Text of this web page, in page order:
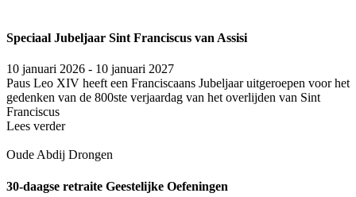
Speciaal Jubeljaar Sint Franciscus van Assisi
10 januari 2026 - 10 januari 2027
Paus Leo XIV heeft een Fran­cis­caans Jubel­jaar uit­ge­roe­pen voor het
gedenken van de 800ste ver­jaar­dag van het over­lij­den van Sint
Fran­cis­cus
Lees verder
Oude Abdij Drongen
30-daagse retraite Geestelijke Oefeningen